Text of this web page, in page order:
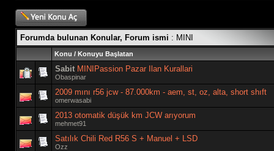
Forumda bulunan Konular, Forum ismi : MINI
Konu / Konuyu Başlatan
Sabit MINIPassion Pazar Ilan Kurallari
Obaspinar
2009 mını r56 jcw - 87.000km - aem, st, oz, alta, short shıft
omerwasabi
2013 otomatik düşük km JCW arıyorum
mehmet91
Satılık Chili Red R56 S + Manuel + LSD
Ozz